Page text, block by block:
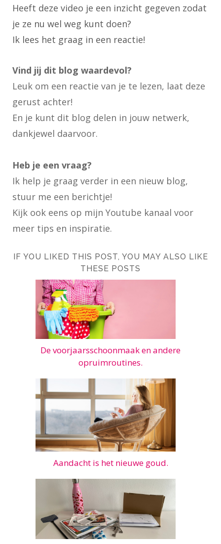
Heeft deze video je een inzicht gegeven zodat
je ze nu wel weg kunt doen?
Ik lees het graag in een reactie!
Vind jij dit blog waardevol?
Leuk om een reactie van je te lezen, laat deze
gerust achter!
En je kunt dit blog delen in jouw netwerk,
dankjewel daarvoor.
Heb je een vraag?
Ik help je graag verder in een nieuw blog,
stuur me een berichtje!
Kijk ook eens op mijn Youtube kanaal voor
meer tips en inspiratie.
IF YOU LIKED THIS POST, YOU MAY ALSO LIKE
THESE POSTS
De voorjaarsschoonmaak en andere
opruimroutines.
Aandacht is het nieuwe goud.